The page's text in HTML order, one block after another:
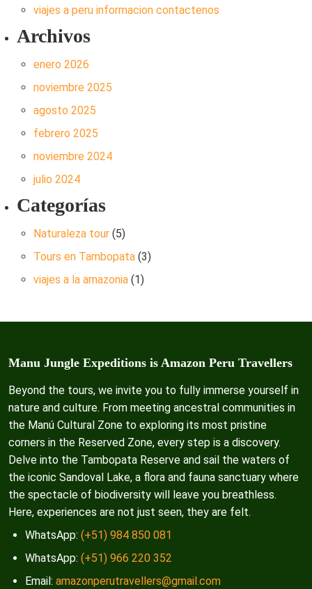
viajes a peru informacion contactenos
Archivos
enero 2026
noviembre 2025
agosto 2025
febrero 2025
noviembre 2024
julio 2024
Categorías
Naturaleza tour (5)
Tours en Tambopata (3)
viajes a la amazonia (1)
Manu Jungle Expeditions is Amazon Peru Travellers
Beyond the tours, we invite you to fully immerse yourself in
nature and culture. From meeting ancestral communities in
the Manú Cultural Zone to exploring its most pristine
corners in the Reserved Zone, every step is a discovery.
Delve into the Tambopata Reserve and sail the waters of
the iconic Sandoval Lake, a flora and fauna sanctuary where
the spectacle of biodiversity will leave you breathless.
Here, experiences are not just seen, they are felt.
WhatsApp: (+51) 984 850 081
WhatsApp: (+51) 966 220 352
Email: amazonperutravellers@gmail.com